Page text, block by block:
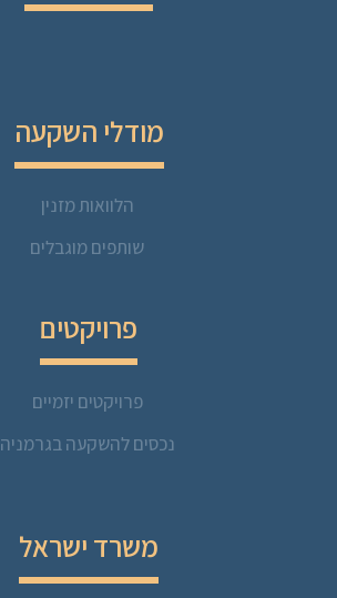
מודלי השקעה
הלוואות מזנין
שותפים מוגבלים
פרויקטים
פרויקטים יזמיים
נכסים להשקעה בגרמניה
משרד ישראל